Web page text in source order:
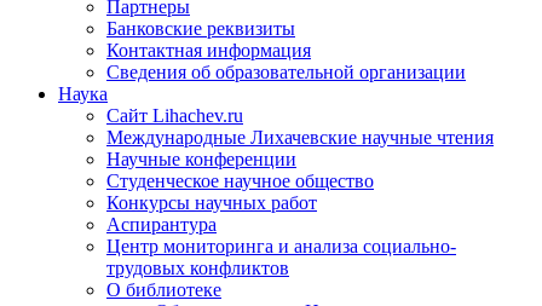
Партнеры
Банковские реквизиты
Контактная информация
Сведения об образовательной организации
Наука
Сайт Lihachev.ru
Международные Лихачевские научные чтения
Научные конференции
Студенческое научное общество
Конкурсы научных работ
Аспирантура
Центр мониторинга и анализа социально-
трудовых конфликтов
О библиотеке